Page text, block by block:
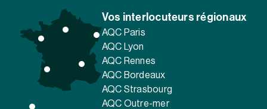
Vos interlocuteurs régionaux
AQC Paris
AQC Lyon
AQC Rennes
AQC Bordeaux
AQC Strasbourg
AQC Outre-mer